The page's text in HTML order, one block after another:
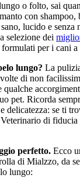
o folto, sai
con shampoo,
lucido e senza
selezione dei
formulati per i cani
lungo? La
di non
qualche
pet. Ricorda
delicatezza: se ti
di fiducia
perfetto. Ecco
di Mialzzo, da
lungo: